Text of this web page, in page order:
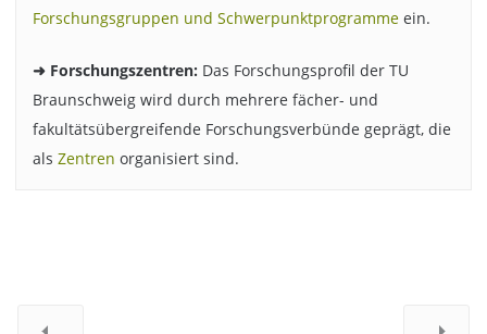
Forschungsgruppen und Schwerpunktprogrammeein.
➜ Forschungszentren: Das Forschungsprofil der TU
Braunschweig wird durch mehrere fächer- und
fakultätsübergreifende Forschungsverbünde geprägt, die
als Zentren organisiert sind.